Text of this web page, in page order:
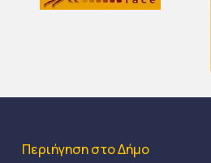
Περιήγηση στο Δήμο